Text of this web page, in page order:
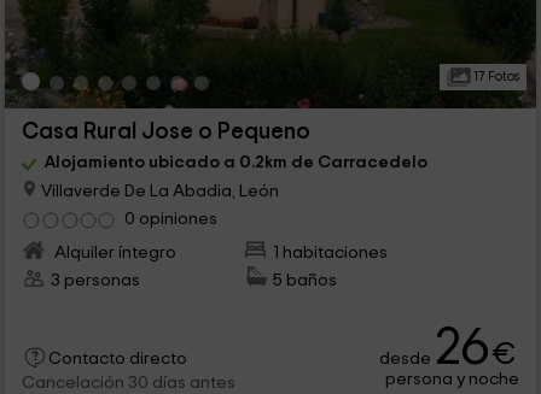
17 Fotos
Casa Rural Jose o Pequeno
Alojamiento ubicado a 0.2km de Carracedelo
Villaverde De La Abadia, León
0 opiniones
Alquiler íntegro
1 habitaciones
3 personas
5 baños
Contacto directo
Cancelación 30 días antes
desde 26€
persona y noche